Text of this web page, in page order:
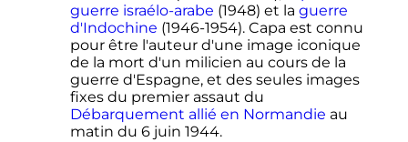
guerre israélo-arabe (1948) et la guerre
d'Indochine (1946-1954). Capa est connu
pour être l'auteur d'une image iconique
de la mort d'un milicien au cours de la
guerre d'Espagne, et des seules images
fixes du premier assaut du
Débarquement allié en Normandie au
matin du 6 juin 1944.